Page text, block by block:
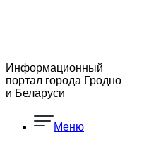
Информационный
портал города Гродно
и Беларуси
Меню